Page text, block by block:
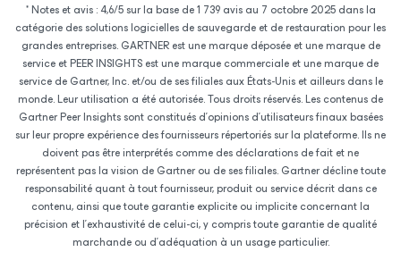
* Notes et avis : 4,6/5 sur la base de 1 739 avis au 7 octobre 2025 dans la
catégorie des solutions logicielles de sauvegarde et de restauration pour les
grandes entreprises. GARTNER est une marque déposée et une marque de
service et PEER INSIGHTS est une marque commerciale et une marque de
service de Gartner, Inc. et/ou de ses filiales aux États-Unis et ailleurs dans le
monde. Leur utilisation a été autorisée. Tous droits réservés. Les contenus de
Gartner Peer Insights sont constitués d’opinions d’utilisateurs finaux basées
sur leur propre expérience des fournisseurs répertoriés sur la plateforme. Ils ne
doivent pas être interprétés comme des déclarations de fait et ne
représentent pas la vision de Gartner ou de ses filiales. Gartner décline toute
responsabilité quant à tout fournisseur, produit ou service décrit dans ce
contenu, ainsi que toute garantie explicite ou implicite concernant la
précision et l’exhaustivité de celui-ci, y compris toute garantie de qualité
marchande ou d’adéquation à un usage particulier.